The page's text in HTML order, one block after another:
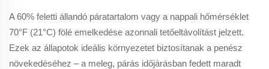
A 60% feletti állandó páratartalom vagy a nappali hőmérséklet
70°F (21°C) fölé emelkedése azonnali tetőeltávolítást jelzett.
Ezek az állapotok ideális környezetet biztosítanak a penész
növekedéséhez – a meleg, párás időjárásban fedett maradt